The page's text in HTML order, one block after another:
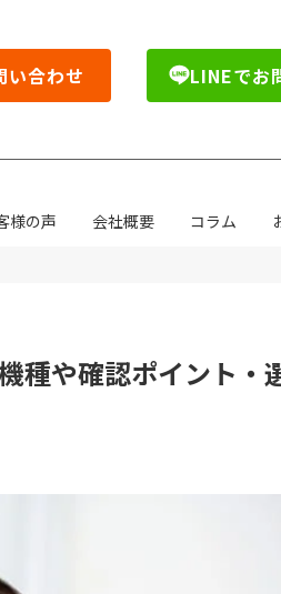
い合わせ LINEでお
様の声 会社概要 コラム
種や確認ポイント・